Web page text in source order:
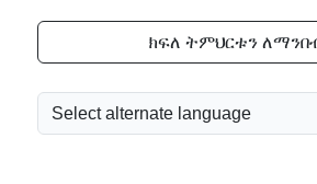
ክፍለ ትምህርቱን